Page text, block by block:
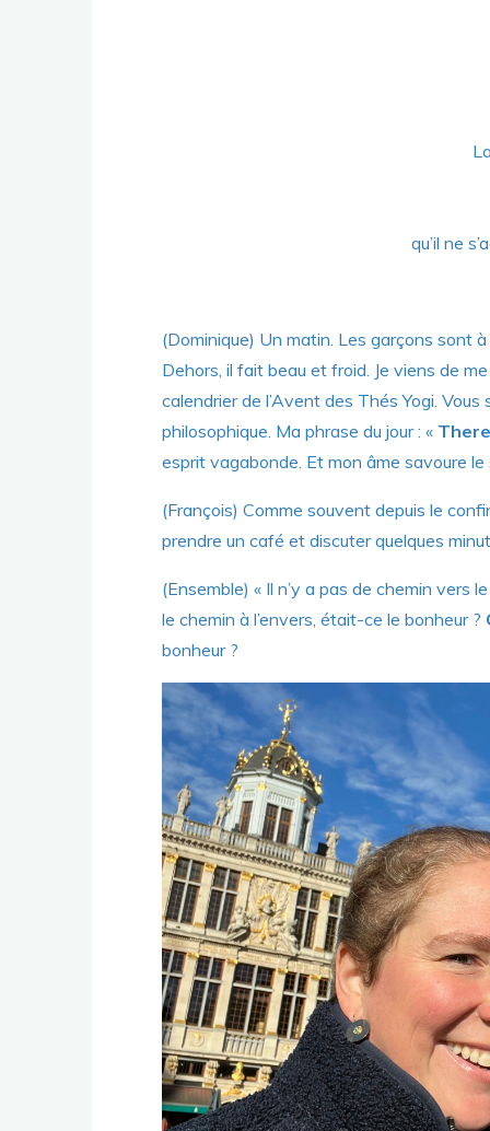
qu’il ne
(Dominique) Un matin. Les garçons sont
Dehors, il fait beau et froid. Je viens de
calendrier de l’Avent des Thés Yogi.
philosophique. Ma phrase du jour : «
esprit vagabonde. Et mon âme savoure
(François) Comme souvent depuis le
prendre un café et discuter quelques
(Ensemble) « Il n’y a pas de chemin vers
le chemin à l’envers, était-ce le bonheur ?
bonheur ?